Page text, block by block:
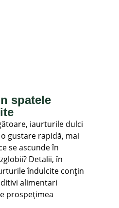
spatele
iaurturile dulci
gustare rapidă, mai
se ascunde în
Detalii, în
îndulcite conțin
alimentari
prospețimea